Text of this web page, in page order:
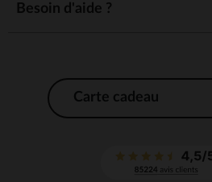
Besoin d'aide ?
Carte cadeau